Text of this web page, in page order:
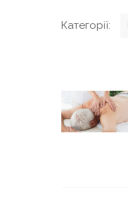
Категорії:
g
o
r
а
в